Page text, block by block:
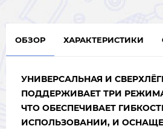
ОБЗОР ХАРАКТЕРИСТИКИ
УНИВЕРСАЛЬНАЯ И
ПОДДЕРЖИВАЕТ ТРИ
ЧТО ОБЕСПЕЧИВАЕТ
ИСПОЛЬЗОВАНИИ, И